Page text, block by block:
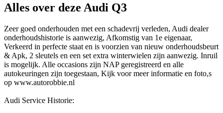
Alles over deze Audi Q3
Zeer goed onderhouden met een schadevrij verleden, Audi dealer
onderhoudshistorie is aanwezig, Afkomstig van 1e eigenaar,
Verkeerd in perfecte staat en is voorzien van nieuw onderhoudsbeurt
& Apk, 2 sleutels en een set extra winterwielen zijn aanwezig. Inruil
is mogelijk. Alle occasions zijn NAP geregistreerd en alle
autokeuringen zijn toegestaan, Kijk voor meer informatie en foto,s
op www.autorobbie.nl
Audi Service Historie: